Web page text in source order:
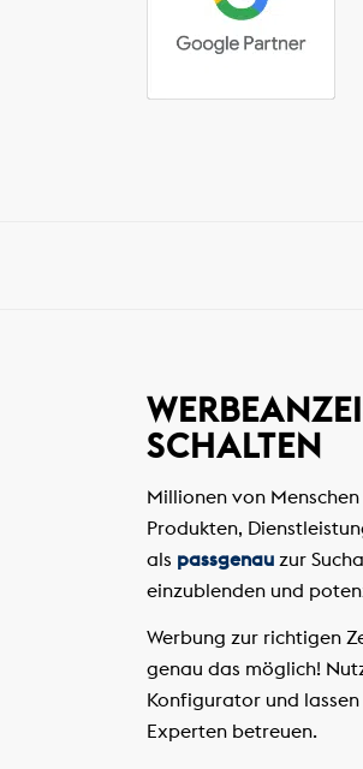
SCHALTEN
Millionen von
Produkten,
als passgenau zur
einzublenden und
Werbung zur richtigen
genau das möglich!
Konfigurator und
Experten betreuen.